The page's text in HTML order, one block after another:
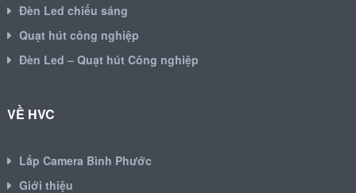
Đèn Led chiếu sáng
Quạt hút công nghiệp
Đèn Led – Quạt hút Công nghiệp
VỀ HVC
Lắp Camera Bình Phước
Giới thiệu